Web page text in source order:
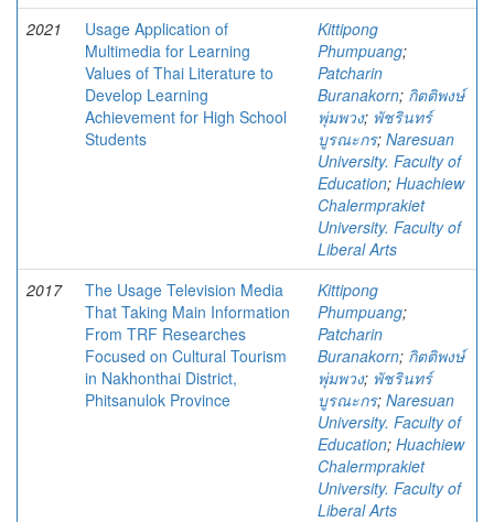
2021
Usage Application of
Multimedia for Learning
Values of Thai Literature to
Develop Learning
Achievement for High School
Students
Kittipong
Phumpuang;
Patcharin
Buranakorn; กิตติพงษ์
พุ่มพวง; พัชรินทร์
บูรณะกร; Naresuan
University. Faculty of
Education; Huachiew
Chalermprakiet
University. Faculty of
Liberal Arts
2017
The Usage Television Media
That Taking Main Information
From TRF Researches
Focused on Cultural Tourism
in Nakhonthai District,
Phitsanulok Province
Kittipong
Phumpuang;
Patcharin
Buranakorn; กิตติพงษ์
พุ่มพวง; พัชรินทร์
บูรณะกร; Naresuan
University. Faculty of
Education; Huachiew
Chalermprakiet
University. Faculty of
Liberal Arts